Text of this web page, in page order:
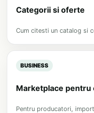
Categorii si oferte
Cum citesti un catalog si
BUSINESS
Marketplace pentru
Pentru producatori,